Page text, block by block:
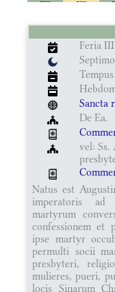
Feria
Sancta
De Ea.
vel: Ss.
Natus est
imperatoris ad
martyrum
confessionem et
ipse martyr
permulti socii
presbyteri,
mulieres, pueri,
locis Sinarum